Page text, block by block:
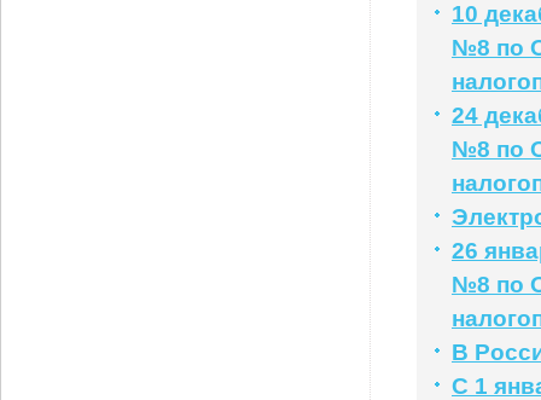
10
№8 по
24
№8 по
26
№8 по
В
С 1